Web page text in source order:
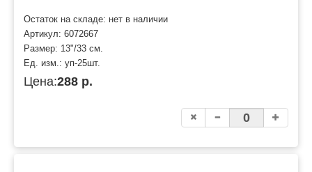
Остаток на складе: нет в наличии
Артикул: 6072667
Размер: 13"/33 см.
Ед. изм.: уп-25шт.
Цена:288 р.